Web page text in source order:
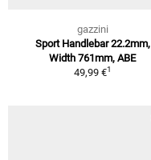
gazzini
Sport Handlebar 22.2mm,
Width 761mm, ABE
49,99 €1